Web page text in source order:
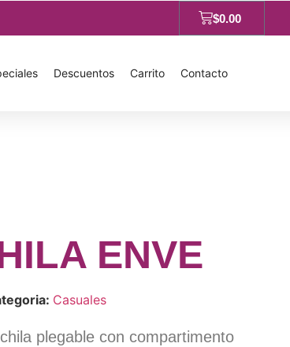
$0.00
Descuentos Carrito Contacto
ENVE
Casuales
plegable con compartimento